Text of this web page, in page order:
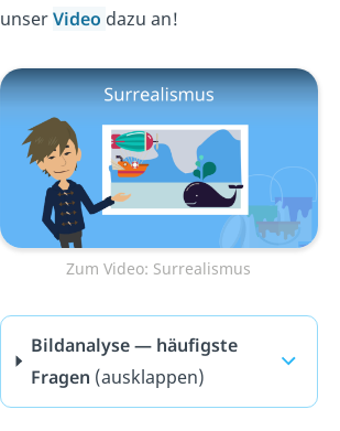
unserVideo dazu an!
Zum Video: Surrealismus
Bildanalyse — häufigste
Fragen (ausklappen)